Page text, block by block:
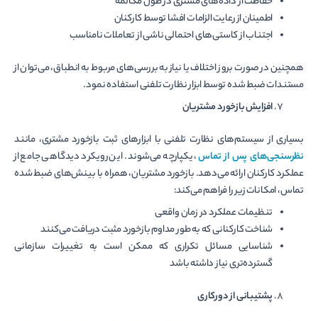
اطمینان از رعایت الزامات افشا توسط کارکنان
اجتناب از کاستی‌های احتمالی ناشی از تعاملات نامناسب
همچنین در صورت بروز اختلاف یا نیاز به بررسی‌های مربوط به انطباق، می‌توان از
مستندات ضبط شده توسط ابزار نظارت تلفنی استفاده نمود.
افزایش بازخورد مشتریان
بسیاری از سیستم‌های نظارت تلفنی با ابزارهای ثبت بازخورد مشتری، مانند
نظرسنجی‌های پس از تماس، یکپارچه می‌شوند. این رویکرد دیدگاهی جامع از
عملکرد کارکنان ارائه می‌دهد. بازخورد مشتریان، همراه با بینش‌های ضبط شده
تماس، امکانات زیر را فراهم می‌کند:
تنظیمات عملکرد در زمان واقعی
شناخت کارکنانی که به طور مداوم بازخورد مثبت دریافت می‌کنند
شناسایی مسائل تکراری که ممکن است به تغییرات سازمانی
گسترده‌تری نیاز داشته باشد
پشتیبانی از دورکاری